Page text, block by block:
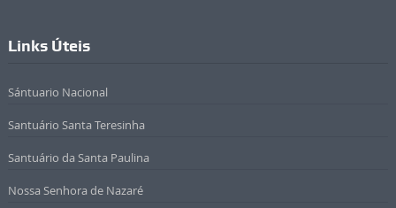
Links Úteis
Sántuario Nacional
Santuário Santa Teresinha
Santuário da Santa Paulina
Nossa Senhora de Nazaré